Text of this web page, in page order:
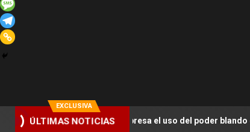
EXCLUSIVA
ÚLTIMAS NOTICIAS
expresa el uso del poder blando de EE.UU.